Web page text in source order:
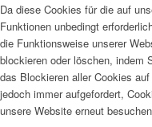
Da diese Cookies für die auf
Funktionen unbedingt
die Funktionsweise unserer
blockieren oder löschen, indem
das Blockieren aller Cookies
jedoch immer aufgefordert,
unsere Website erneut